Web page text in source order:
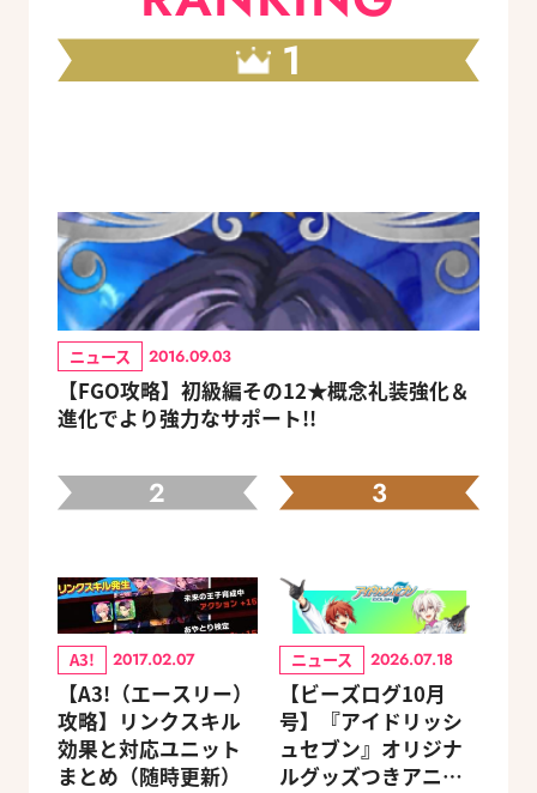
1
ニュース 2016.09.03
【FGO攻略】初級編その12★概念礼装強化＆
進化でより強力なサポート!!
2
A3! 2017.02.07
【A3!（エースリー）
攻略】リンクスキル
効果と対応ユニット
まとめ（随時更新）
3
ニュース 2026.07.18
【ビーズログ10月
号】『アイドリッシ
ュセブン』オリジナ
ルグッズつきアニメ